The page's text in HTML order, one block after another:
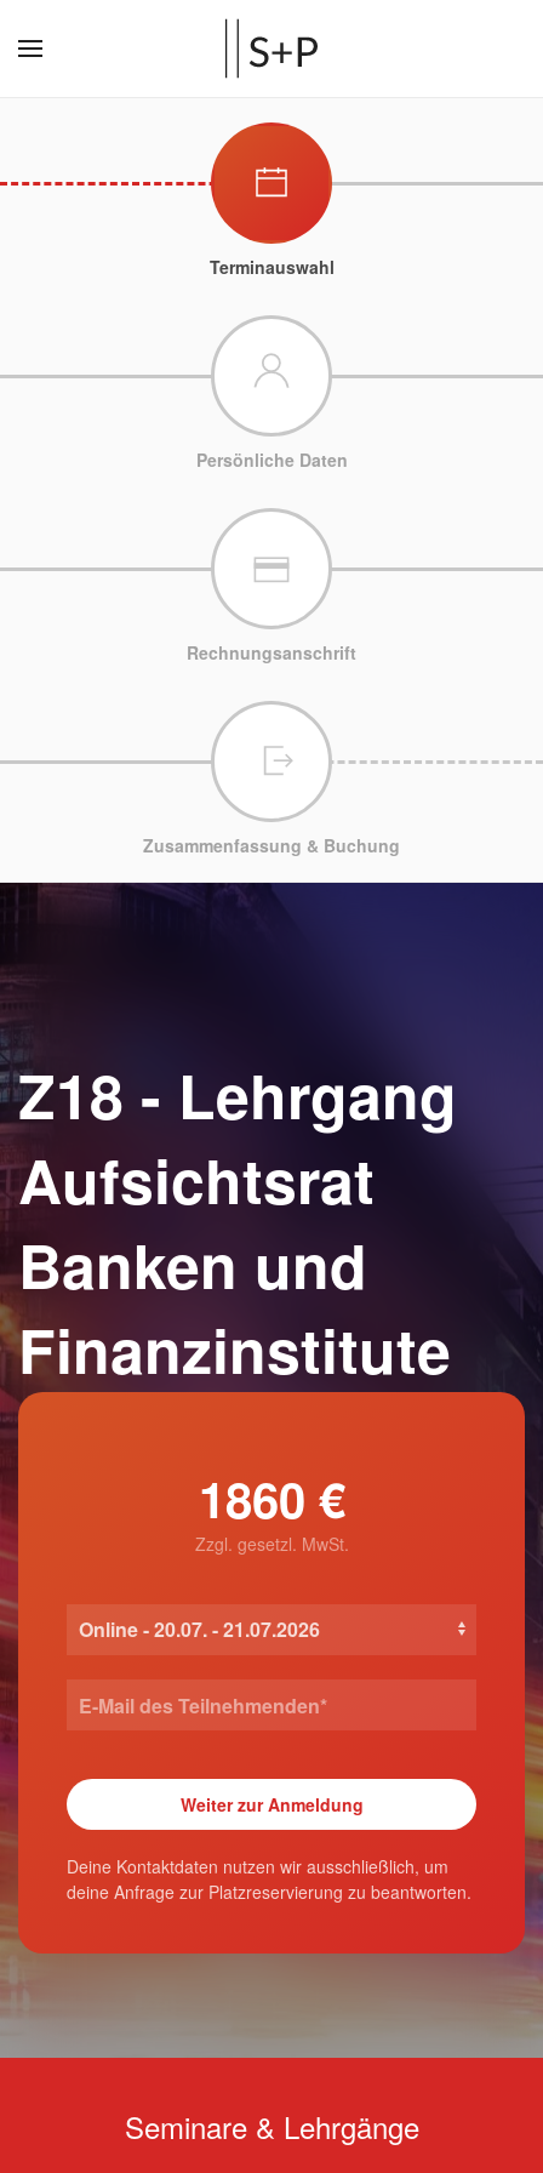
Terminauswahl
Persönliche Daten
Rechnungsanschrift
Zusammenfassung & Buchung
Z18 - Lehrgang
Aufsichtsrat
Banken und
Finanzinstitute
1860 €
Zzgl. gesetzl. MwSt.
Deine Kontaktdaten nutzen wir ausschließlich, um
deine Anfrage zur Platzreservierung zu beantworten.
Seminare & Lehrgänge